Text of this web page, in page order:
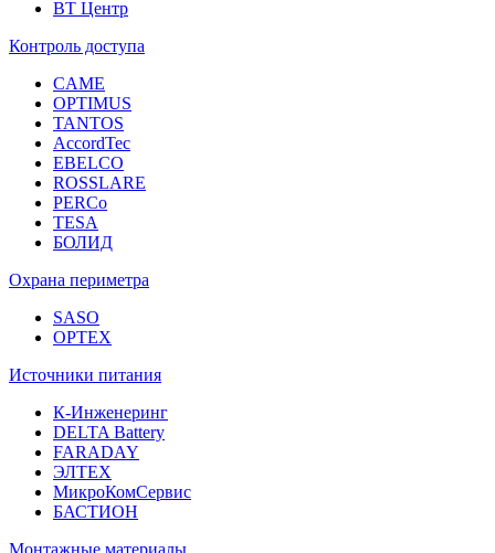
ВТ Центр
Контроль доступа
CAME
OPTIMUS
TANTOS
AccordTec
EBELCO
ROSSLARE
PERCo
TESA
БОЛИД
Охрана периметра
SASO
OPTEX
Источники питания
К-Инженеринг
DELTA Battery
FARADAY
ЭЛТЕХ
МикроКомСервис
БАСТИОН
Монтажные материалы